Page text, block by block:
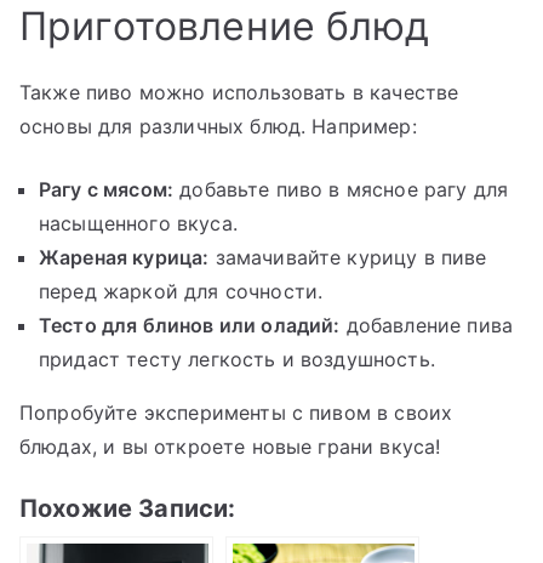
Приготовление блюд
Также пиво можно использовать в качестве
основы для различных блюд. Например:
Рагу с мясом: добавьте пиво в мясное рагу для
насыщенного вкуса.
Жареная курица: замачивайте курицу в пиве
перед жаркой для сочности.
Тесто для блинов или оладий: добавление пива
придаст тесту легкость и воздушность.
Попробуйте эксперименты с пивом в своих
блюдах, и вы откроете новые грани вкуса!
Похожие Записи: